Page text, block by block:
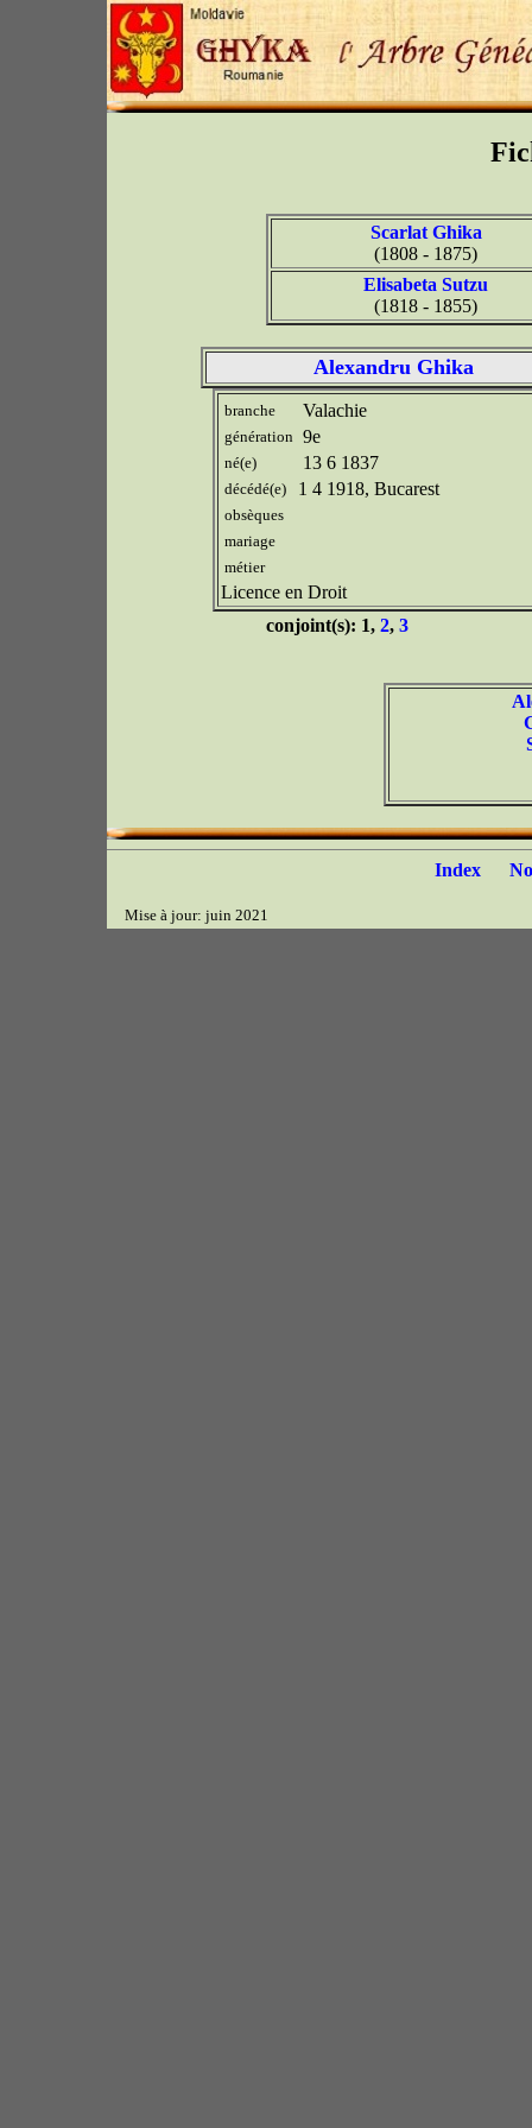
Scarlat Ghika
(1808 - 1875)
Elisabeta Sutzu
(1818 - 1855)
Alexandru Ghika
branche Valachie
génération 9e
né(e) 13 6 1837
décédé(e) 1 4 1918, Bucarest
obsèques
mariage
métier
Licence en Droit
conjoint(s): 1, 2, 3
Index
Mise à jour: juin 2021